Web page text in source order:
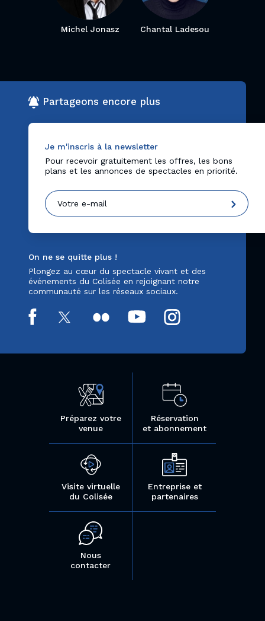
Michel Jonasz Chantal Ladesou
Partageons encore plus
Je m'inscris à la newsletter
Pour recevoir gratuitement les offres, les bons
plans et les annonces de spectacles en priorité.
On ne se quitte plus !
Plongez au cœur du spectacle vivant et des
événements du Colisée en rejoignant notre
communauté sur les réseaux sociaux.
Préparez votre
venue
Réservation
et abonnement
Visite virtuelle
du Colisée
Entreprise et
partenaires
Nous
contacter